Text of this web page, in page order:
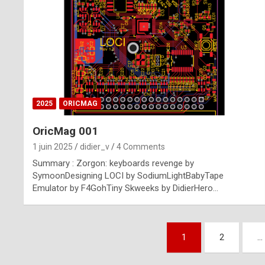
2025 ORICMAG
OricMag 001
1 juin 2025 didier_v 4 Comments
Summary : Zorgon: keyboards revenge by
SymoonDesigning LOCI by SodiumLightBabyTape
Emulator by F4GohTiny Skweeks by DidierHero…
1 2 …